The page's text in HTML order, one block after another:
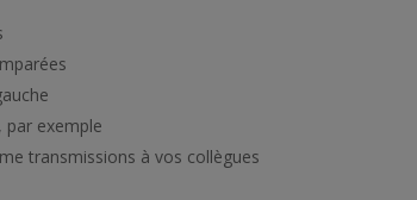
par exemple
transmissions à vos collègues